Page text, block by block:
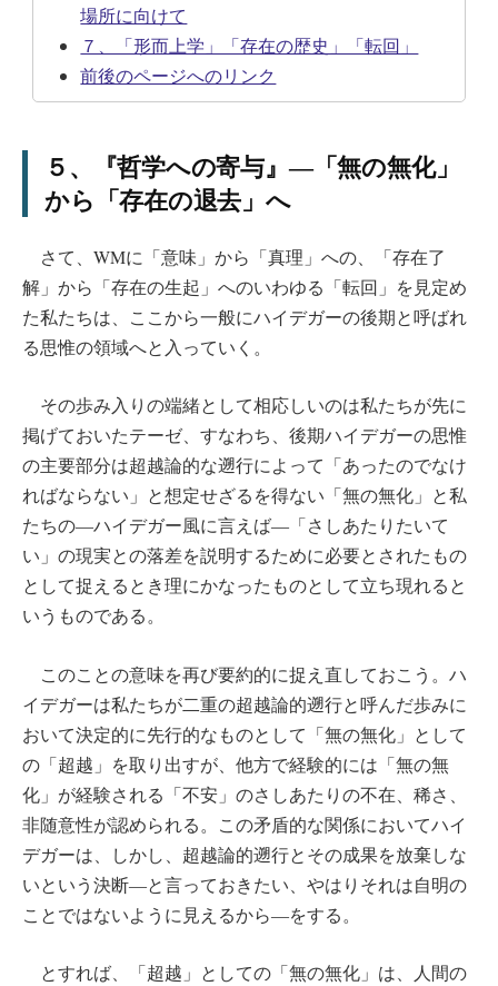
場所に向けて
７、「形而上学」「存在の歴史」「転回」
前後のページへのリンク
５、『哲学への寄与』―「無の無化」
から「存在の退去」へ
さて、WMに「意味」から「真理」への、「存在了
解」から「存在の生起」へのいわゆる「転回」を見定め
た私たちは、ここから一般にハイデガーの後期と呼ばれ
る思惟の領域へと入っていく。
その歩み入りの端緒として相応しいのは私たちが先に
掲げておいたテーゼ、すなわち、後期ハイデガーの思惟
の主要部分は超越論的な遡行によって「あったのでなけ
ればならない」と想定せざるを得ない「無の無化」と私
たちの―ハイデガー風に言えば―「さしあたりたいて
い」の現実との落差を説明するために必要とされたもの
として捉えるとき理にかなったものとして立ち現れると
いうものである。
このことの意味を再び要約的に捉え直しておこう。ハ
イデガーは私たちが二重の超越論的遡行と呼んだ歩みに
おいて決定的に先行的なものとして「無の無化」として
の「超越」を取り出すが、他方で経験的には「無の無
化」が経験される「不安」のさしあたりの不在、稀さ、
非随意性が認められる。この矛盾的な関係においてハイ
デガーは、しかし、超越論的遡行とその成果を放棄しな
いという決断―と言っておきたい、やはりそれは自明の
ことではないように見えるから―をする。
とすれば、「超越」としての「無の無化」は、人間の